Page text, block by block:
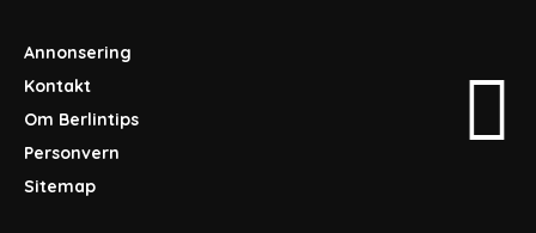
Annonsering
Kontakt
Om Berlintips
Personvern
Sitemap